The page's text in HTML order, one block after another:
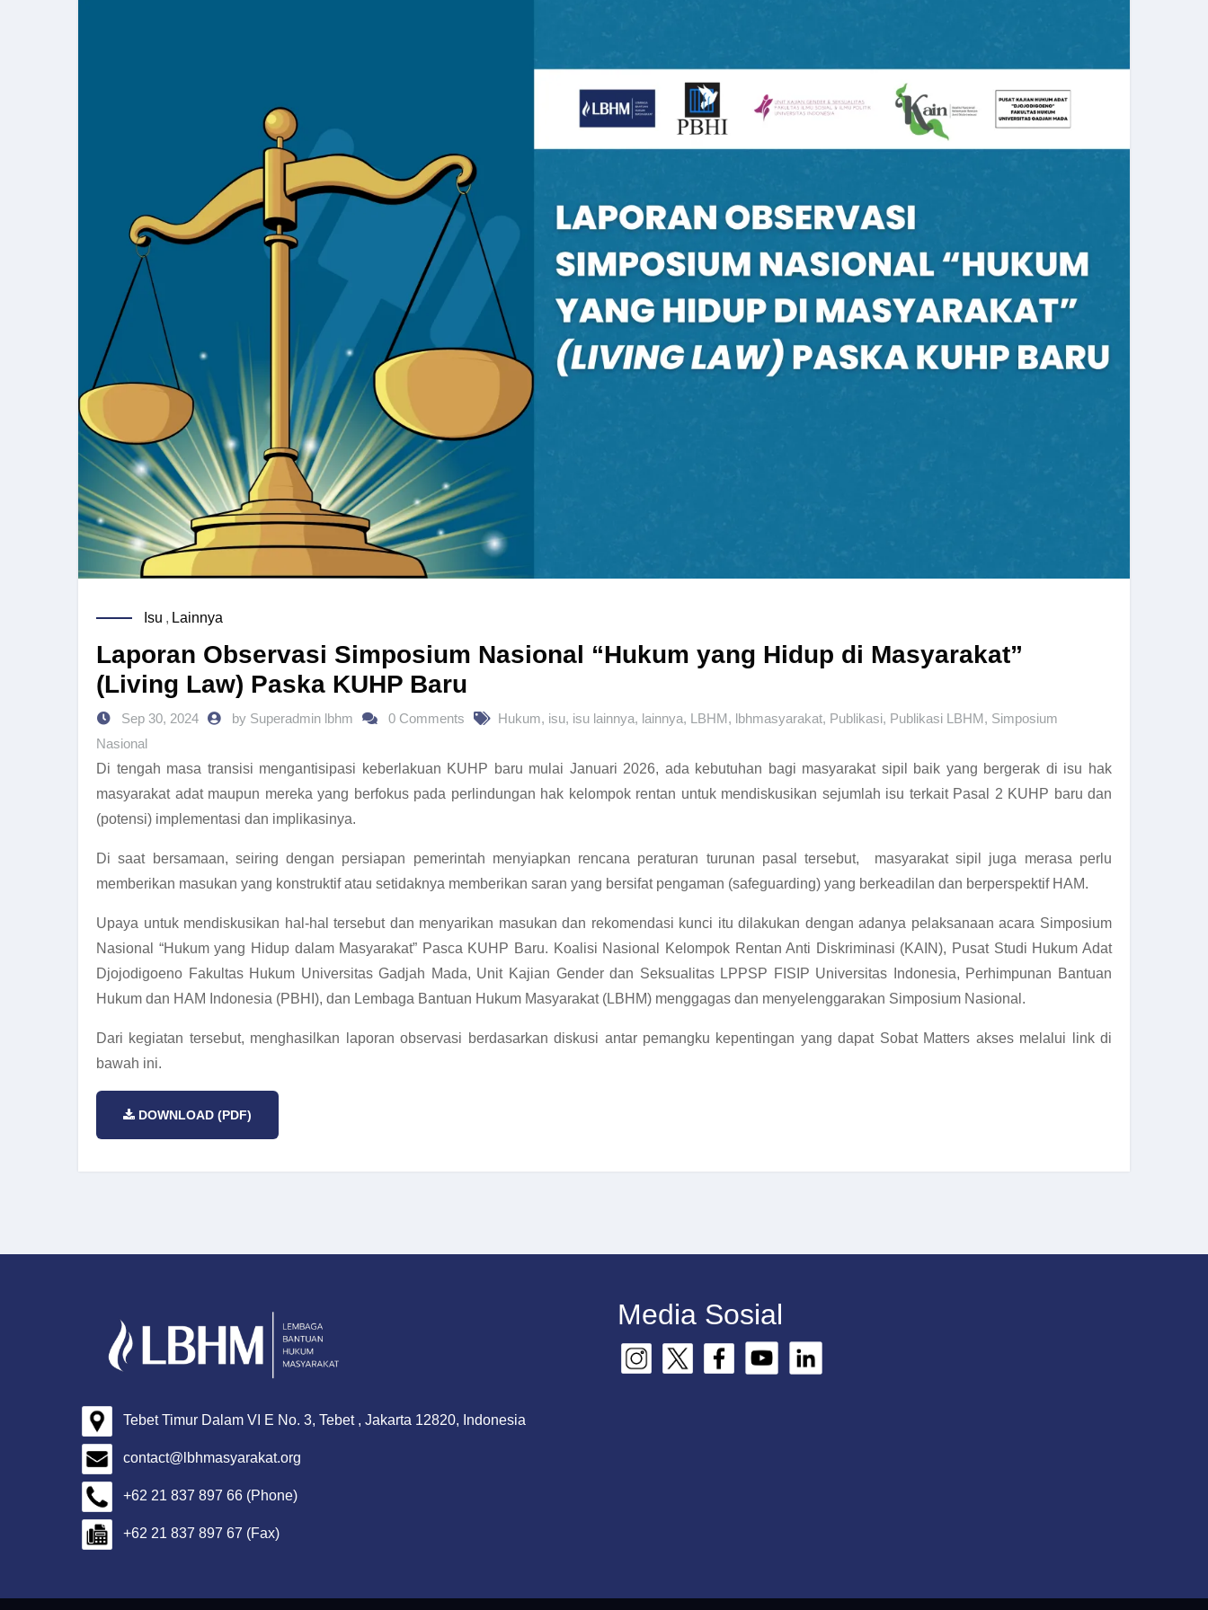
Isu , Lainnya
Laporan Observasi Simposium Nasional “Hukum yang Hidup di Masyarakat”
(Living Law) Paska KUHP Baru
Sep 30, 2024 by Superadmin lbhm 0 Comments Hukum, isu, isu lainnya, lainnya, LBHM, lbhmasyarakat, Publikasi, Publikasi LBHM, Simposium
Nasional
Di tengah masa transisi mengantisipasi keberlakuan KUHP baru mulai Januari 2026, ada kebutuhan bagi masyarakat sipil baik yang bergerak di isu hak
masyarakat adat maupun mereka yang berfokus pada perlindungan hak kelompok rentan untuk mendiskusikan sejumlah isu terkait Pasal 2 KUHP baru dan
(potensi) implementasi dan implikasinya.
Di saat bersamaan, seiring dengan persiapan pemerintah menyiapkan rencana peraturan turunan pasal tersebut, masyarakat sipil juga merasa perlu
memberikan masukan yang konstruktif atau setidaknya memberikan saran yang bersifat pengaman (safeguarding) yang berkeadilan dan berperspektif HAM.
Upaya untuk mendiskusikan hal-hal tersebut dan menyarikan masukan dan rekomendasi kunci itu dilakukan dengan adanya pelaksanaan acara Simposium
Nasional “Hukum yang Hidup dalam Masyarakat” Pasca KUHP Baru. Koalisi Nasional Kelompok Rentan Anti Diskriminasi (KAIN), Pusat Studi Hukum Adat
Djojodigoeno Fakultas Hukum Universitas Gadjah Mada, Unit Kajian Gender dan Seksualitas LPPSP FISIP Universitas Indonesia, Perhimpunan Bantuan
Hukum dan HAM Indonesia (PBHI), dan Lembaga Bantuan Hukum Masyarakat (LBHM) menggagas dan menyelenggarakan Simposium Nasional.
Dari kegiatan tersebut, menghasilkan laporan observasi berdasarkan diskusi antar pemangku kepentingan yang dapat Sobat Matters akses melalui link di
bawah ini.
DOWNLOAD (PDF)
Tebet Timur Dalam VI E No. 3, Tebet , Jakarta 12820, Indonesia
contact@lbhmasyarakat.org
+62 21 837 897 66 (Phone)
+62 21 837 897 67 (Fax)
Media Sosial